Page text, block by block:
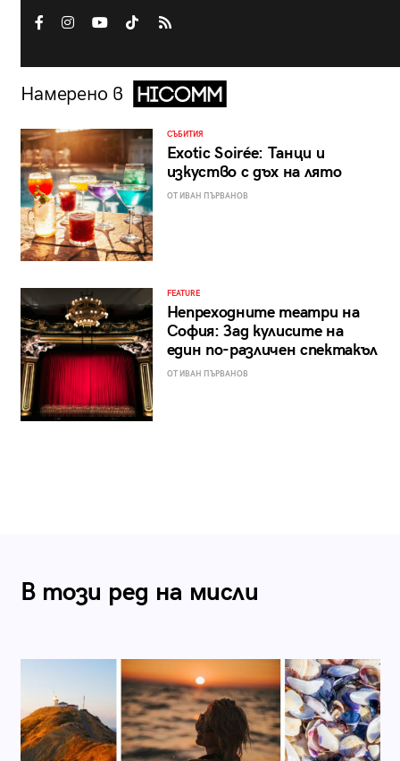
Намерено в
СЪБИТИЯ
Exotic Soirée: Танци и
изкуство с дъх на лято
ОТ ИВАН ПЪРВАНОВ
FEATURE
Непреходните театри на
София: Зад кулисите на
един по-различен спектакъл
ОТ ИВАН ПЪРВАНОВ
В този ред на мисли